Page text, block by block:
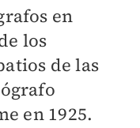
en
los
de las
en 1925.